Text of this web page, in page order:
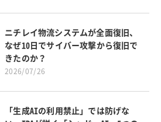
ニチレイ物流システムが全面復旧、
なぜ10日でサイバー攻撃から復旧で
きたのか？
2026/07/26
「生成AIの利用禁止」では防げな